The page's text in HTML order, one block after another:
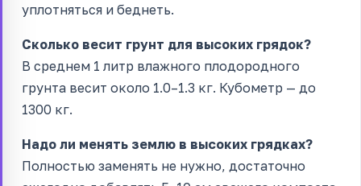
уплотняться и беднеть.
Сколько весит грунт для высоких грядок?
В среднем 1 литр влажного плодородного
грунта весит около 1.0–1.3 кг. Кубометр — до
1300 кг.
Надо ли менять землю в высоких грядках?
Полностью заменять не нужно, достаточно